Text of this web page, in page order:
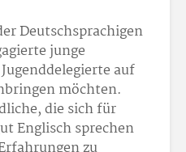
Deutschsprachigen
junge
auf
möchten.
die sich für
Englisch sprechen